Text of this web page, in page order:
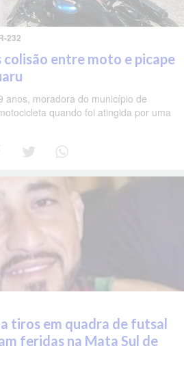
232
entre moto e picape
anos, moradora do município de
quando foi atingida por uma
tiros em quadra de futsal
feridas na Mata Sul de